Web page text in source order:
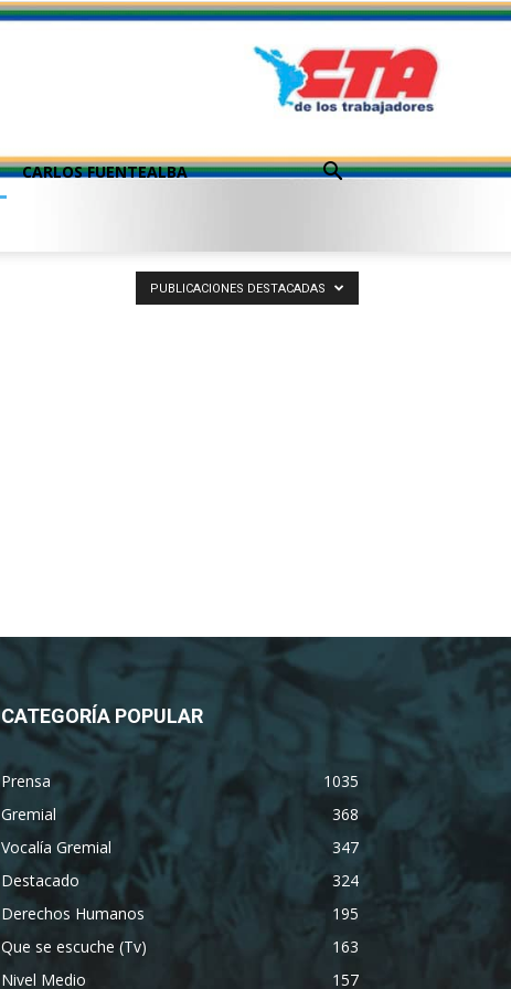
CARLOS FUENTEALBA
PUBLICACIONES DESTACADAS
CATEGORÍA POPULAR
Prensa
1035
Gremial
368
Vocalía Gremial
347
Destacado
324
Derechos Humanos
195
Que se escuche (Tv)
163
Nivel Medio
157